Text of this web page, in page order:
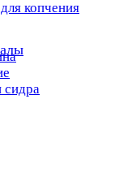
копчения
сидра